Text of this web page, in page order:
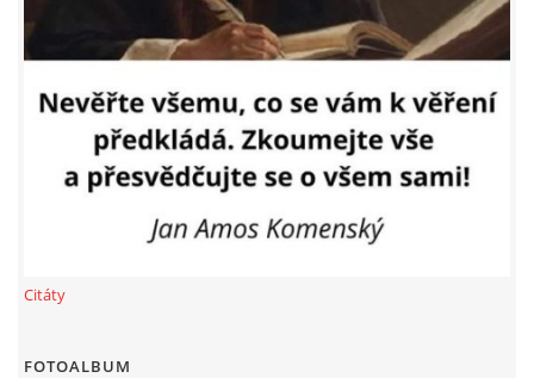
ZASTUPITELSTVO
TRESTNÍ OZNÁMENÍ
Citáty
FOTOALBUM